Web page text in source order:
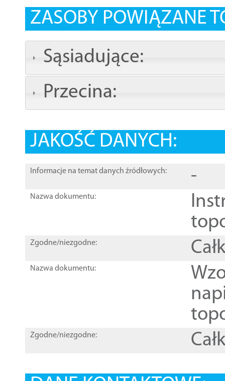
ZASOBY POWIĄZANE
Sąsiadujące:
Przecina:
JAKOŚĆ DANYCH:
Informacje na temat danych źródłowych: -
Nazwa dokumentu:
Zgodne/niezgodne:
Nazwa dokumentu:
Zgodne/niezgodne: